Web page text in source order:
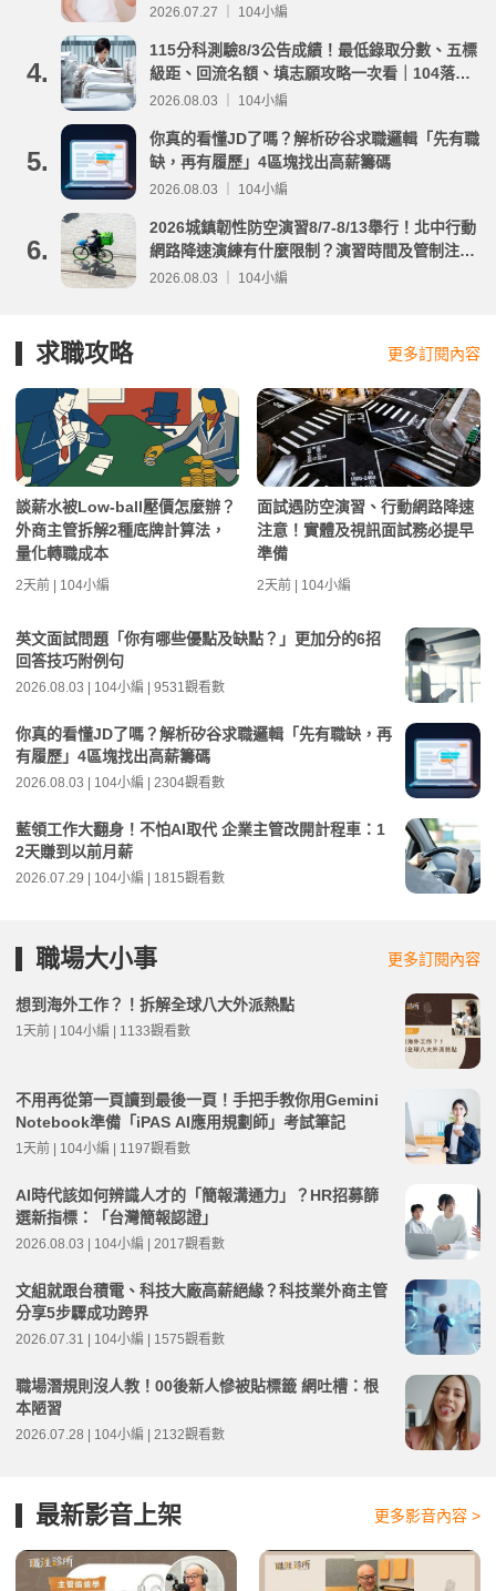
2026.07.27 ｜ 104小編
4.
115分科測驗8/3公告成績！最低錄取分數、五標
級距、回流名額、填志願攻略一次看｜104落點
分析
2026.08.03 ｜ 104小編
5.
你真的看懂JD了嗎？解析矽谷求職邏輯「先有職
缺，再有履歷」4區塊找出高薪籌碼
2026.08.03 ｜ 104小編
6.
2026城鎮韌性防空演習8/7-8/13舉行！北中行動
網路降速演練有什麼限制？演習時間及管制注意
事項整理
2026.08.03 ｜ 104小編
求職攻略 更多訂閱內容
談薪水被Low-ball壓價怎麼辦？
外商主管拆解2種底牌計算法，
量化轉職成本
2天前 | 104小編
面試遇防空演習、行動網路降速
注意！實體及視訊面試務必提早
準備
2天前 | 104小編
英文面試問題「你有哪些優點及缺點？」更加分的6招
回答技巧附例句
2026.08.03 | 104小編 | 9531觀看數
你真的看懂JD了嗎？解析矽谷求職邏輯「先有職缺，再
有履歷」4區塊找出高薪籌碼
2026.08.03 | 104小編 | 2304觀看數
藍領工作大翻身！不怕AI取代 企業主管改開計程車：1
2天賺到以前月薪
2026.07.29 | 104小編 | 1815觀看數
職場大小事 更多訂閱內容
想到海外工作？！拆解全球八大外派熱點
1天前 | 104小編 | 1133觀看數
不用再從第一頁讀到最後一頁！手把手教你用Gemini
Notebook準備「iPAS AI應用規劃師」考試筆記
1天前 | 104小編 | 1197觀看數
AI時代該如何辨識人才的「簡報溝通力」？HR招募篩
選新指標：「台灣簡報認證」
2026.08.03 | 104小編 | 2017觀看數
文組就跟台積電、科技大廠高薪絕緣？科技業外商主管
分享5步驟成功跨界
2026.07.31 | 104小編 | 1575觀看數
職場潛規則沒人教！00後新人慘被貼標籤 網吐槽：根
本陋習
2026.07.28 | 104小編 | 2132觀看數
最新影音上架 更多影音內容 >